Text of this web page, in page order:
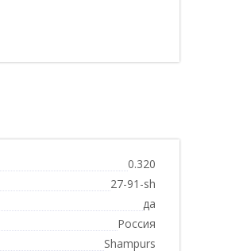
0.320
27-91-sh
да
Россия
Shampurs